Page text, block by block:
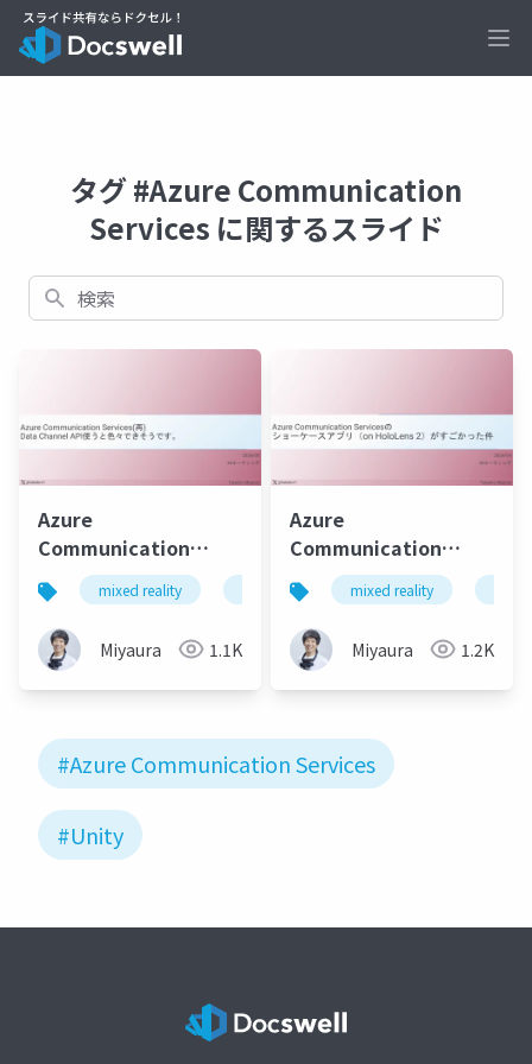
タグ #Azure Communication
Services に関するスライド
検索
Azure
Communication
Services(再) Data
Channel API使うと
色々できそうです。
mixed reality mrtk3 unity
Miyaura 1.1K
Azure
Communication
Servicesのショーケー
スアプリ（on
HoloLens 2）がすごか
った件
mixed reality
Miyaura 1.2K
#Azure Communication Services
#Unity